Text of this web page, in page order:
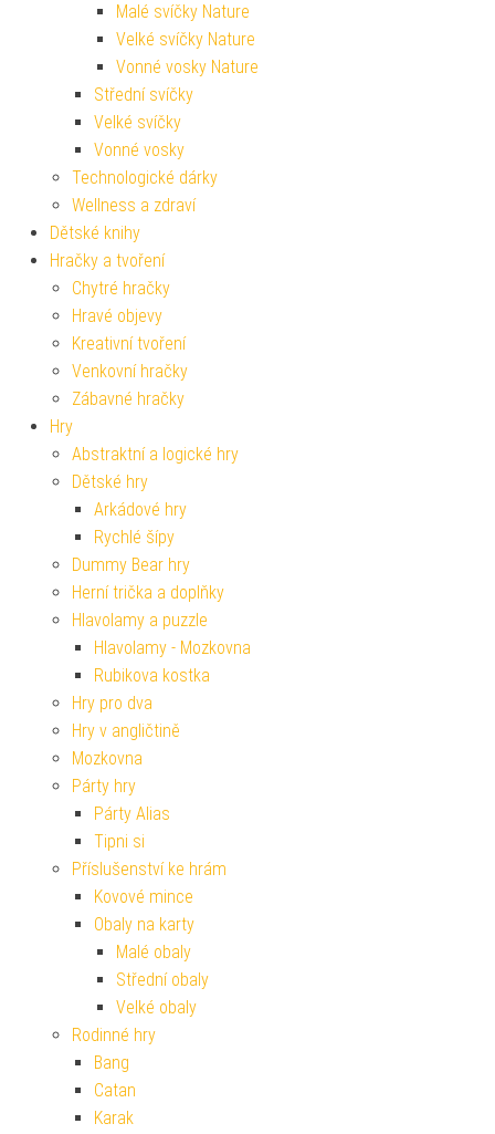
Malé svíčky Nature
Velké svíčky Nature
Vonné vosky Nature
Střední svíčky
Velké svíčky
Vonné vosky
Technologické dárky
Wellness a zdraví
Dětské knihy
Hračky a tvoření
Chytré hračky
Hravé objevy
Kreativní tvoření
Venkovní hračky
Zábavné hračky
Hry
Abstraktní a logické hry
Dětské hry
Arkádové hry
Rychlé šípy
Dummy Bear hry
Herní trička a doplňky
Hlavolamy a puzzle
Hlavolamy - Mozkovna
Rubikova kostka
Hry pro dva
Hry v angličtině
Mozkovna
Párty hry
Párty Alias
Tipni si
Příslušenství ke hrám
Kovové mince
Obaly na karty
Malé obaly
Střední obaly
Velké obaly
Rodinné hry
Bang
Catan
Karak